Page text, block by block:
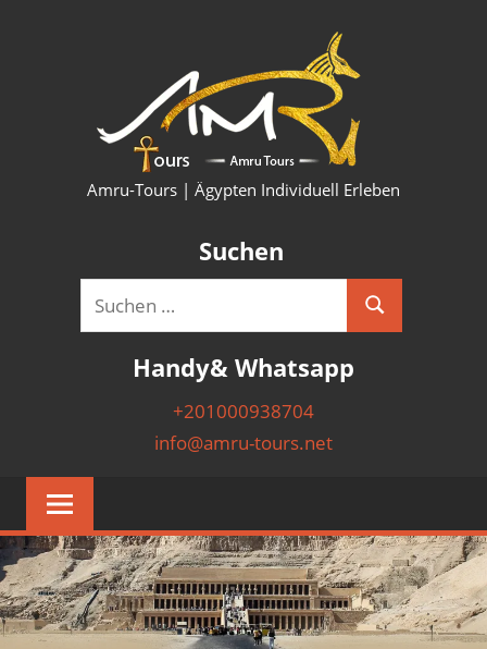
&
Amru-Tours | Ägypten Individuell Erleben
Suchen
Suchen
nach:
Suchen
Handy& Whatsapp
+201000938704
info@amru-tours.net